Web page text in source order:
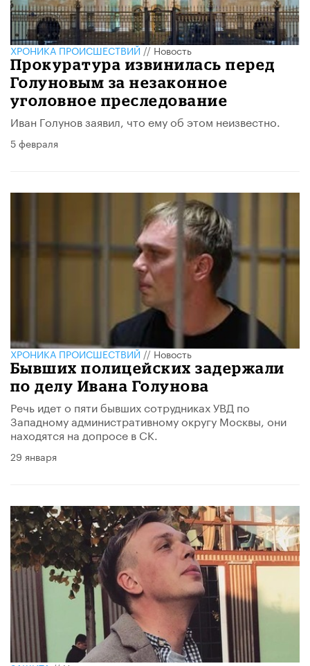
ХРОНИКА ПРОИСШЕСТВИЙ//Новость
Прокуратура извинилась перед
Голуновым за незаконное
уголовное преследование
Иван Голунов заявил, что ему об этом неизвестно.
5 февраля
ХРОНИКА ПРОИСШЕСТВИЙ//Новость
​Бывших полицейских задержали
по делу Ивана Голунова
Речь идет о пяти бывших сотрудниках УВД по
Западному административному округу Москвы, они
находятся на допросе в СК.
29 января